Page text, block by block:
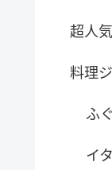
超人
料理
ふぐ
イ